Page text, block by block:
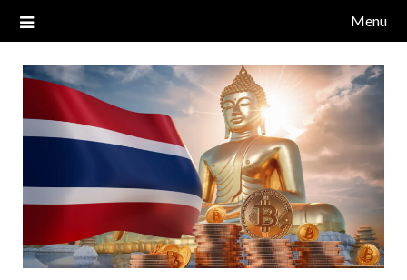
NDT CAPITAL | BLOG TIỀN
ĐIỆN TỬ CRYPTO
Blog về thị trường crypto, tiền điện tử, tiền mã hoá, công nghệ
blockchain.
Menu